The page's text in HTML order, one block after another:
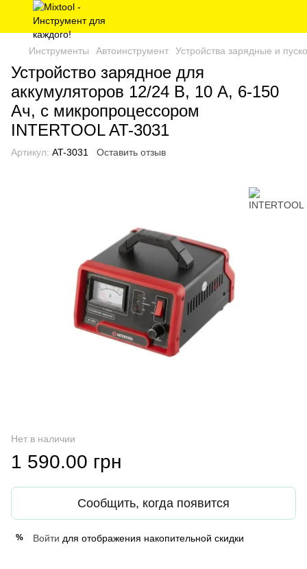
Инструменты Автоинструмент Устройства зарядные и
Устройство зарядное для
аккумуляторов 12/24 В, 10 А, 6-150
Ач, с микропроцессором
INTERTOOL AT-3031
Артикул: AT-3031 Оставить отзыв
Нет в наличии
1 590.00 грн
Сообщить, когда появится
% Войти для отображения накопительной скидки